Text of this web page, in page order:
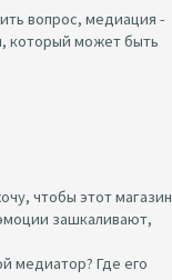
вопрос, медиация -
который может быть
чтобы этот магазин
зашкаливают,
медиатор? Где его